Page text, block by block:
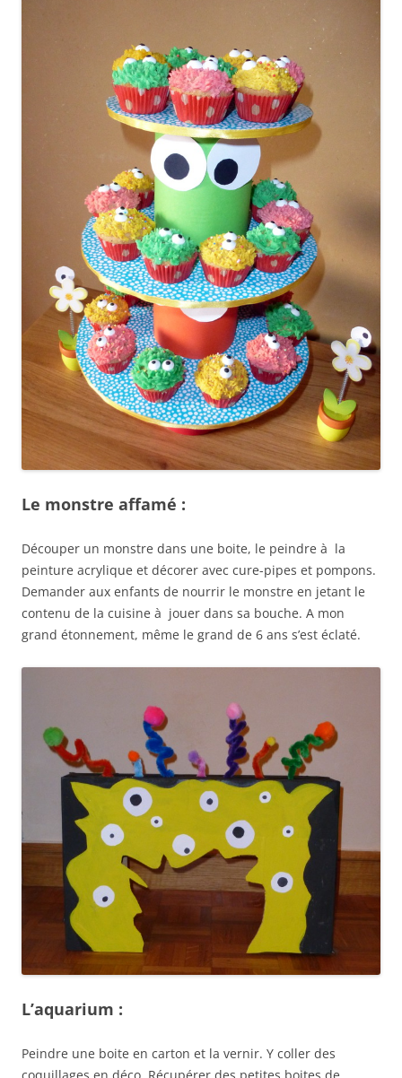
Le monstre affamé :
Découper un monstre dans une boite, le peindre à la
peinture acrylique et décorer avec cure-pipes et pompons.
Demander aux enfants de nourrir le monstre en jetant le
contenu de la cuisine à jouer dans sa bouche. A mon
grand étonnement, même le grand de 6 ans s’est éclaté.
L’aquarium :
Peindre une boite en carton et la vernir. Y coller des
coquillages en déco. Récupérer des petites boites de